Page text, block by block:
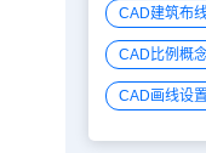
CAD建筑布
CAD比例概
CAD画线设